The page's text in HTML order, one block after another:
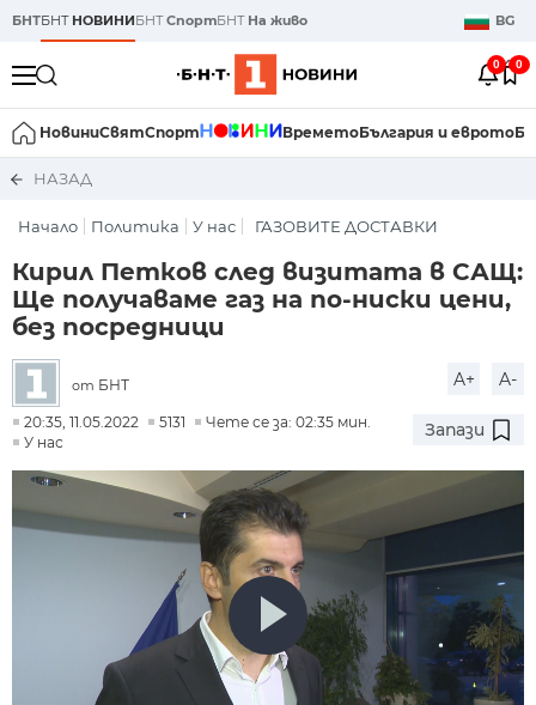
БНТБНТ НОВИНИБНТСпортБНТ На живо BG
0 0
НовиниСвятСпорт ВреметоБългария и еврото
НАЗАД
Начало Политика У нас ГАЗОВИТЕ ДОСТАВКИ
Кирил Петков след визитата в САЩ:
Ще получаваме газ на по-ниски цени,
без посредници
от БНТ A+ A-
20:35, 11.05.2022 5131
Чете се за: 02:35 мин.
У нас
Запази